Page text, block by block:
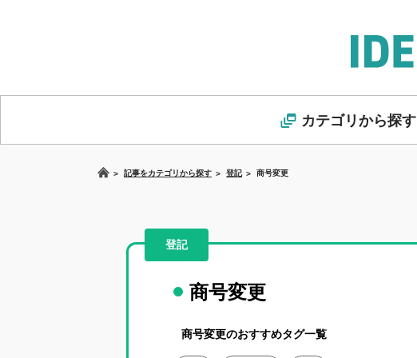
カテゴリから探す
記事をカテゴリから探す 登記 商号変更
登記
商号変更
商号変更のおすすめタグ一覧